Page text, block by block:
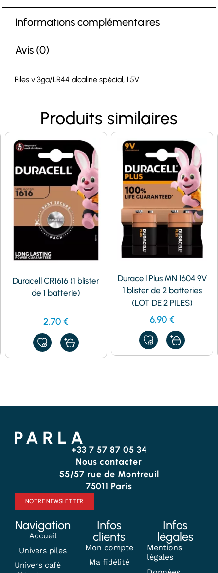
Informations complémentaires
Avis (0)
Piles v13ga/LR44 alcaline spécial, 1.5V
Produits similaires
Duracell CR1616 (1 blister
de 1 batterie)
2,70 €
AJOUTER
À
MES
Duracell Plus MN 1604 9V
1 blister de 2 batteries
(LOT DE 2 PILES)
6,90 €
AJOUTER
À
MES
+33 7 57 87 05 34
Nous contacter
55/57 rue de Montreuil
75011 Paris
NOTRE NEWSLETTER
Navigation
Accueil
Univers piles
Univers café
Infos
clients
Mon compte
Ma fidélité
Infos
légales
Mentions
légales